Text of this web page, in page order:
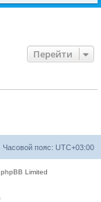
Перейти
Часовой пояс: UTC+03:00
Limited